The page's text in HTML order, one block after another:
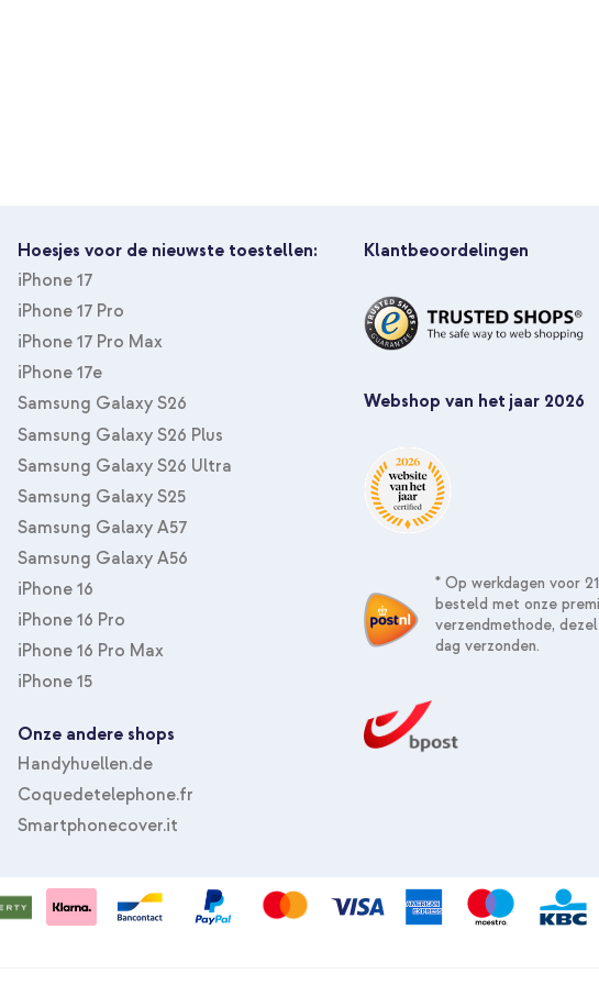
Apple Smart Folio Apple iPad
USB-C naar USB-C kabel 60W -
Apple Smart Folio Apple iPad
Autostoel Organizer -
Hoesjes voor de nieuwste toestellen:
iPhone 17
iPhone 17 Pro
iPhone 17 Pro Max
iPhone 17e
Samsung Galaxy S26
Samsung Galaxy S26 Plus
Samsung Galaxy S26 Ultra
Samsung Galaxy S25
Samsung Galaxy A57
Samsung Galaxy A56
iPhone 16
iPhone 16 Pro
iPhone 16 Pro Max
iPhone 15
Onze andere shops
Handyhuellen.de
Coquedetelephone.fr
Smartphonecover.it
Klantbeoordelingen
Webshop van het jaar 2026
* Op werkdagen voor
besteld met onze
verzendmethode,
dag verzonden.